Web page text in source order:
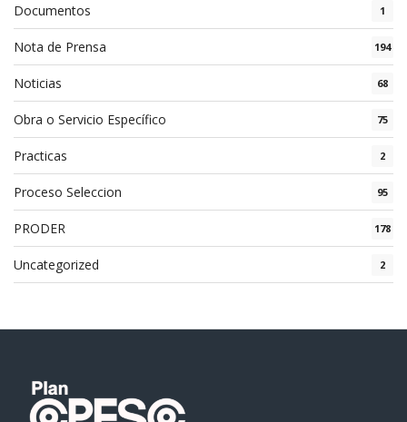
Documentos 1
Nota de Prensa 194
Noticias 68
Obra o Servicio Específico 75
Practicas 2
Proceso Seleccion 95
PRODER 178
Uncategorized 2